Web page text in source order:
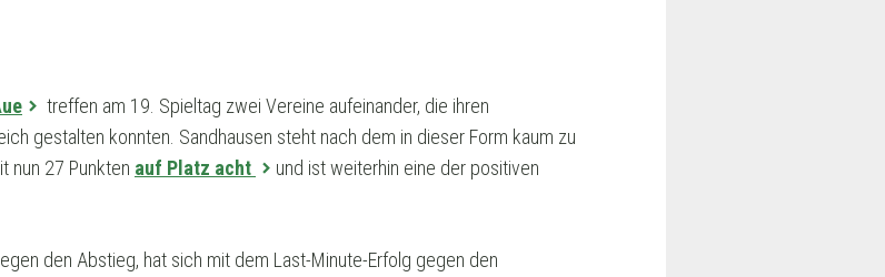
treffen am 19. Spieltag zwei Vereine aufeinander, die ihren
gestalten konnten. Sandhausen steht nach dem in dieser Form kaum zu
nun 27 Punkten auf Platz acht
und ist weiterhin eine der positiven
den Abstieg, hat sich mit dem Last-Minute-Erfolg gegen den